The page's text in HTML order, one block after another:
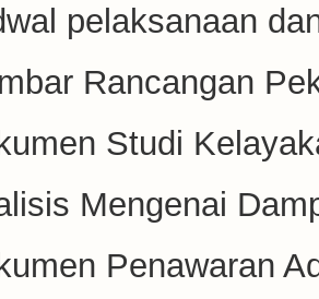
pelaksanaan
Rancangan
Studi
Mengenai
Penawaran